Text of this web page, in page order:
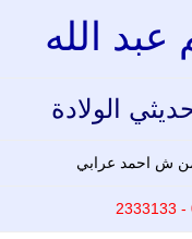
عبد الله
الولادة
ش احمد عرابي